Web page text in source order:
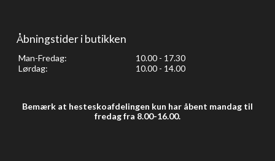
Åbningstider i butikken
Man-Fredag:
10.00 - 17.30
Lørdag:
10.00 - 14.00
Bemærk at hesteskoafdelingen kun har åbent mandag til
fredag fra 8.00-16.00.